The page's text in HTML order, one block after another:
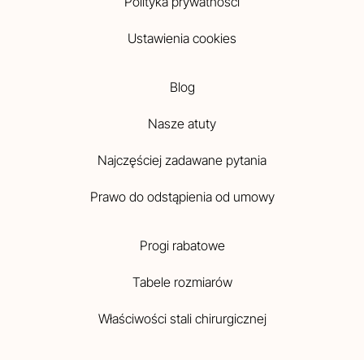
Ustawienia cookies
Blog
Nasze atuty
Najczęściej zadawane pytania
Prawo do odstąpienia od umowy
Progi rabatowe
Tabele rozmiarów
Właściwości stali chirurgicznej